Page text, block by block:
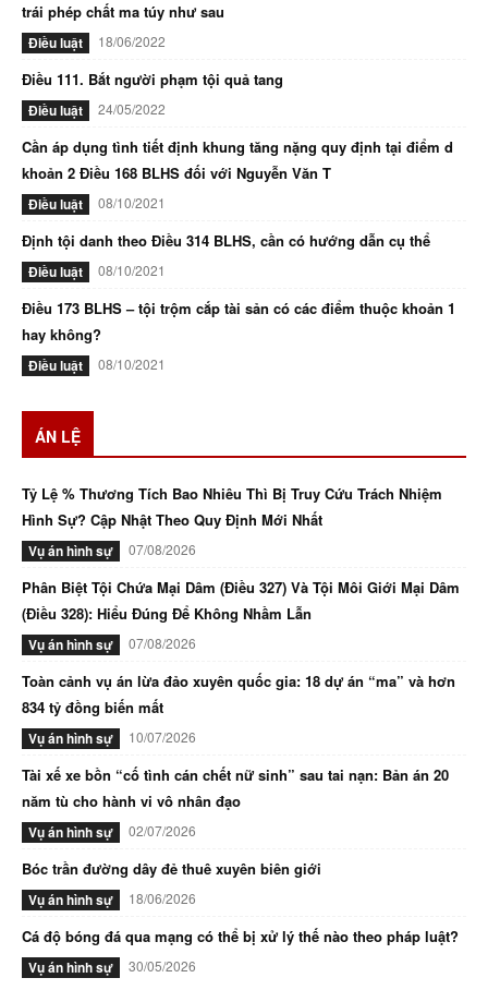
trái phép chất ma túy như sau
Điều luật 18/06/2022
Điều 111. Bắt người phạm tội quả tang
Điều luật 24/05/2022
Cần áp dụng tình tiết định khung tăng nặng quy định tại điểm d
khoản 2 Điều 168 BLHS đối với Nguyễn Văn T
Điều luật 08/10/2021
Định tội danh theo Điều 314 BLHS, cần có hướng dẫn cụ thể
Điều luật 08/10/2021
Điều 173 BLHS – tội trộm cắp tài sản có các điểm thuộc khoản 1
hay không?
Điều luật 08/10/2021
ÁN LỆ
Tỷ Lệ % Thương Tích Bao Nhiêu Thì Bị Truy Cứu Trách Nhiệm
Hình Sự? Cập Nhật Theo Quy Định Mới Nhất
Vụ án hình sự 07/08/2026
Phân Biệt Tội Chứa Mại Dâm (Điều 327) Và Tội Môi Giới Mại Dâm
(Điều 328): Hiểu Đúng Để Không Nhầm Lẫn
Vụ án hình sự 07/08/2026
Toàn cảnh vụ án lừa đảo xuyên quốc gia: 18 dự án “ma” và hơn
834 tỷ đồng biến mất
Vụ án hình sự 10/07/2026
Tài xế xe bồn “cố tình cán chết nữ sinh” sau tai nạn: Bản án 20
năm tù cho hành vi vô nhân đạo
Vụ án hình sự 02/07/2026
Bóc trần đường dây đẻ thuê xuyên biên giới
Vụ án hình sự 18/06/2026
Cá độ bóng đá qua mạng có thể bị xử lý thế nào theo pháp luật?
Vụ án hình sự 30/05/2026